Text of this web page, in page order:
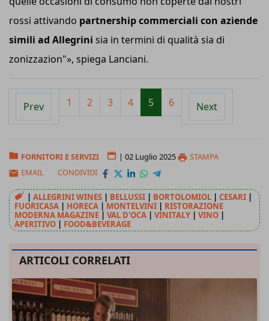
rossi attivando partnership commerciali con aziende
simili ad Allegrini sia in termini di qualità sia di
zonizzazion"», spiega Lanciani.
Prev 1 2 3 4 5 6 Next
FORNITORI E SERVIZI | 02 Luglio 2025
STAMPA
EMAIL
CONDIVIDI
| ALLEGRINI WINES | BELLUSSI | BORTOLOMIOL | CESARI |
FUORICASA | HORECA | MONTELVINI | RISTORAZIONE
MODERNA MAGAZINE | VAL D'OCA | VINITALY | VINO |
APERITIVO | FOOD&BEVERAGE
ARTICOLI CORRELATI